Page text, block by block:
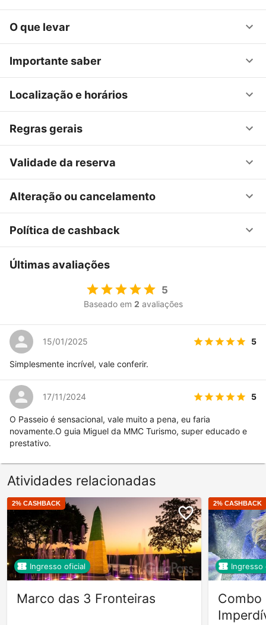
O que levar
Importante saber
Localização e horários
Regras gerais
Validade da reserva
Alteração ou cancelamento
Política de cashback
Últimas avaliações
5
Baseado em 2 avaliações
15/01/2025 5
Simplesmente incrível, vale conferir.
17/11/2024 5
O Passeio é sensacional, vale muito a pena, eu faria
novamente.O guia Miguel da MMC Turismo, super educado e
prestativo.
Atividades relacionadas
2% CASHBACK
Ingresso oficial
Marco das 3 Fronteiras
2% CASHBACK
Ingresso
Combo